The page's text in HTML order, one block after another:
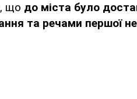
що до міста було
та речами першої